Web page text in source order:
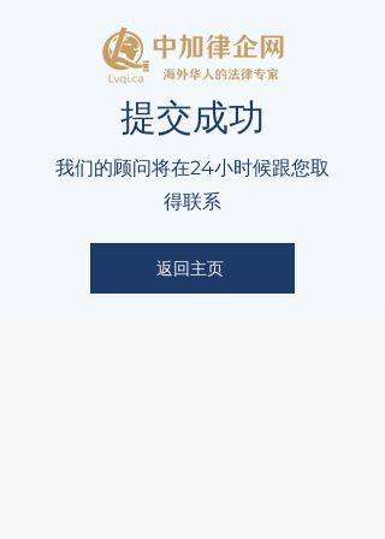
​提交成功
我们的顾问将在24小时候跟您取
得联系
返回主页